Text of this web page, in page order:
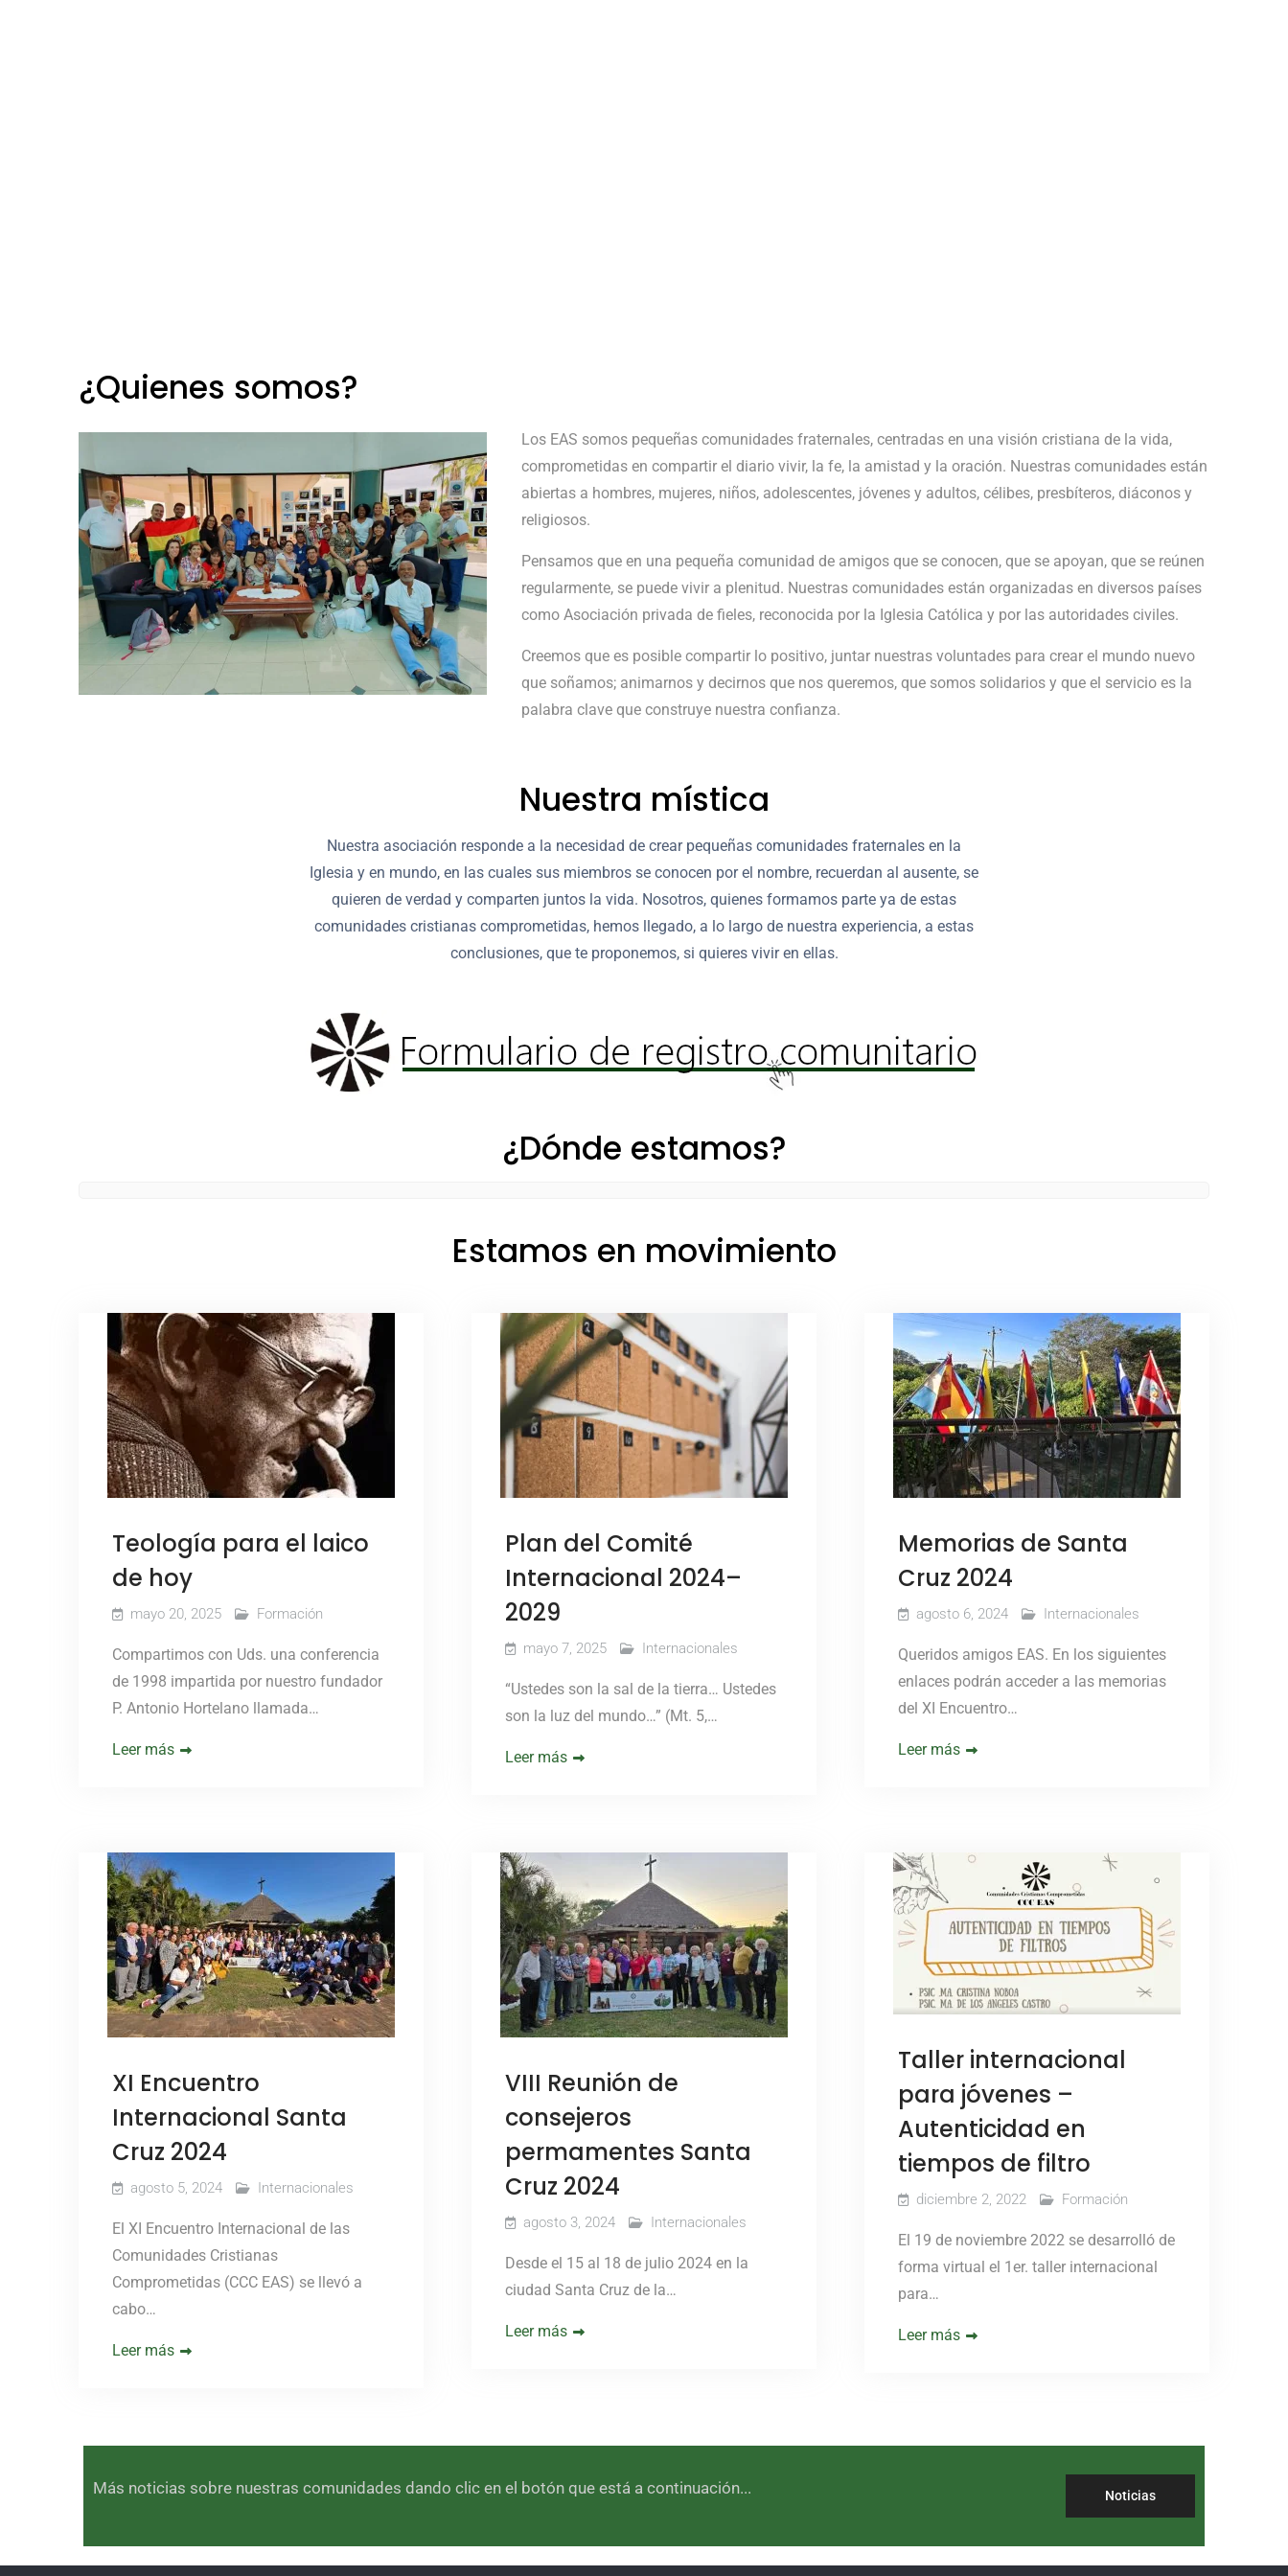
¿Quienes somos?
Los EAS somos pequeñas comunidades fraternales, centradas en una visión cristiana de la vida,
comprometidas en compartir el diario vivir, la fe, la amistad y la oración. Nuestras comunidades están
abiertas a hombres, mujeres, niños, adolescentes, jóvenes y adultos, célibes, presbíteros, diáconos y
religiosos.
Pensamos que en una pequeña comunidad de amigos que se conocen, que se apoyan, que se reúnen
regularmente, se puede vivir a plenitud. Nuestras comunidades están organizadas en diversos países
como Asociación privada de fieles, reconocida por la Iglesia Católica y por las autoridades civiles.
Creemos que es posible compartir lo positivo, juntar nuestras voluntades para crear el mundo nuevo
que soñamos; animarnos y decirnos que nos queremos, que somos solidarios y que el servicio es la
palabra clave que construye nuestra confianza.
Nuestra mística
Nuestra asociación responde a la necesidad de crear pequeñas comunidades fraternales en la
Iglesia y en mundo, en las cuales sus miembros se conocen por el nombre, recuerdan al ausente, se
quieren de verdad y comparten juntos la vida. Nosotros, quienes formamos parte ya de estas
comunidades cristianas comprometidas, hemos llegado, a lo largo de nuestra experiencia, a estas
conclusiones, que te proponemos, si quieres vivir en ellas.
¿Dónde estamos?
Estamos en movimiento
Teología para el laico
de hoy
mayo 20, 2025 Formación
Compartimos con Uds. una conferencia
de 1998 impartida por nuestro fundador
P. Antonio Hortelano llamada…
Leer más
Plan del Comité
Internacional 2024–
2029
mayo 7, 2025 Internacionales
“Ustedes son la sal de la tierra… Ustedes
son la luz del mundo…” (Mt. 5,…
Leer más
Memorias de Santa
Cruz 2024
agosto 6, 2024 Internacionales
Queridos amigos EAS. En los siguientes
enlaces podrán acceder a las memorias
del XI Encuentro…
Leer más
XI Encuentro
Internacional Santa
Cruz 2024
agosto 5, 2024 Internacionales
El XI Encuentro Internacional de las
Comunidades Cristianas
Comprometidas (CCC EAS) se llevó a
cabo…
Leer más
VIII Reunión de
consejeros
permamentes Santa
Cruz 2024
agosto 3, 2024 Internacionales
Desde el 15 al 18 de julio 2024 en la
ciudad Santa Cruz de la…
Leer más
Taller internacional
para jóvenes –
Autenticidad en
tiempos de filtro
diciembre 2, 2022 Formación
El 19 de noviembre 2022 se desarrolló de
forma virtual el 1er. taller internacional
para…
Leer más
Más noticias sobre nuestras comunidades dando clic en el botón que está a continuación... Noticias